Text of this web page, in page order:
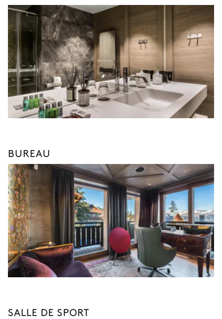
BUREAU
SALLE DE SPORT